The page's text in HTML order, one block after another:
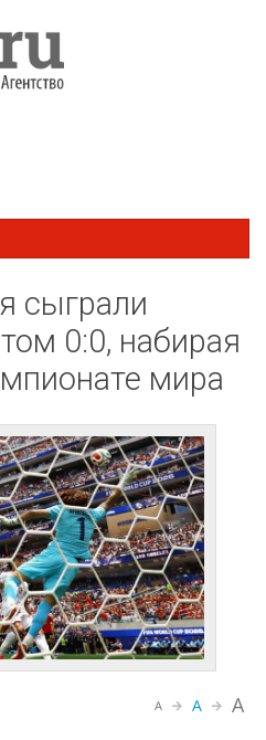
сыграли
0:0, набирая
мира
A A A